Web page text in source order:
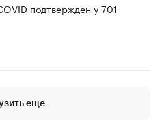
подтвержден у 701
еще